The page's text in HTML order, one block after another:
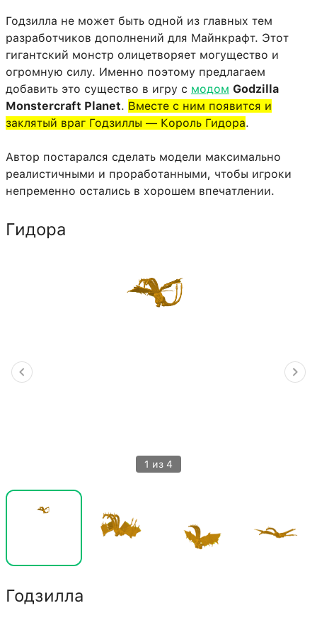
Годзилла не может быть одной из главных тем
разработчиков дополнений для Майнкрафт. Этот
гигантский монстр олицетворяет могущество и
огромную силу. Именно поэтому предлагаем
добавить это существо в игру с модом Godzilla
Monstercraft Planet. Вместе с ним появится и
заклятый враг Годзиллы — Король Гидора.
Автор постарался сделать модели максимально
реалистичными и проработанными, чтобы игроки
непременно остались в хорошем впечатлении.
Гидора
1 из 4
Годзилла